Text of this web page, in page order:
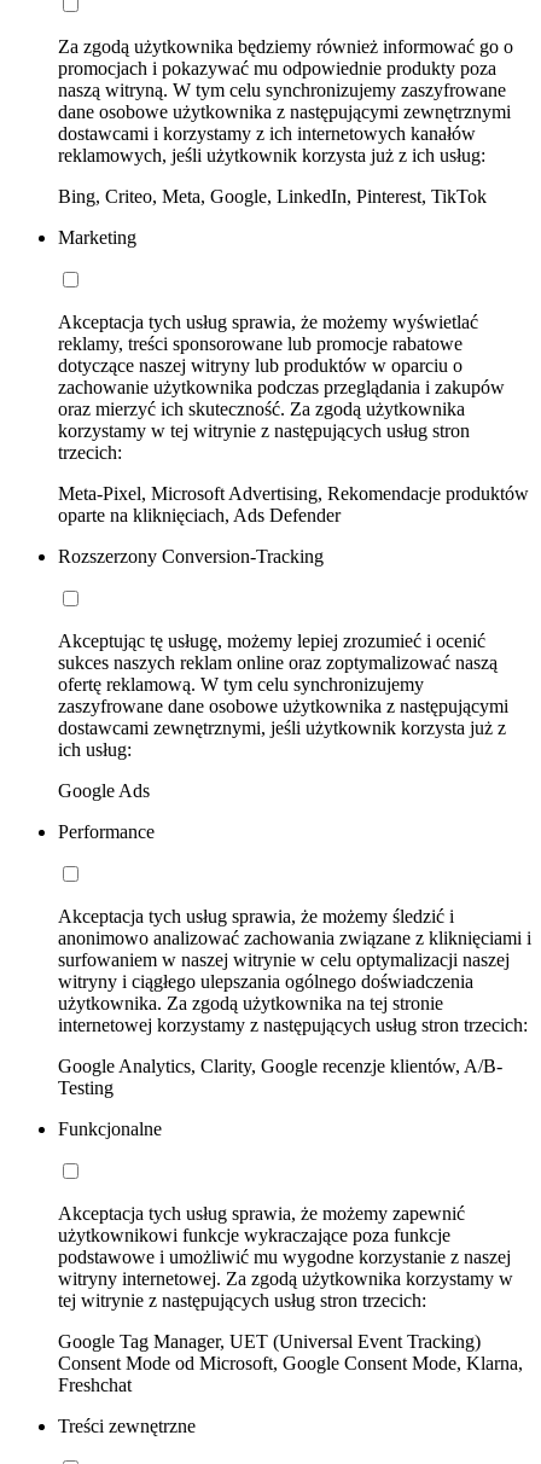
Za zgodą użytkownika będziemy również informować go o
promocjach i pokazywać mu odpowiednie produkty poza
naszą witryną. W tym celu synchronizujemy zaszyfrowane
dane osobowe użytkownika z następującymi zewnętrznymi
dostawcami i korzystamy z ich internetowych kanałów
reklamowych, jeśli użytkownik korzysta już z ich usług:
Bing, Criteo, Meta, Google, LinkedIn, Pinterest, TikTok
Marketing
Akceptacja tych usług sprawia, że możemy wyświetlać
reklamy, treści sponsorowane lub promocje rabatowe
dotyczące naszej witryny lub produktów w oparciu o
zachowanie użytkownika podczas przeglądania i zakupów
oraz mierzyć ich skuteczność. Za zgodą użytkownika
korzystamy w tej witrynie z następujących usług stron
trzecich:
Meta-Pixel, Microsoft Advertising, Rekomendacje produktów
oparte na kliknięciach, Ads Defender
Rozszerzony Conversion-Tracking
Akceptując tę usługę, możemy lepiej zrozumieć i ocenić
sukces naszych reklam online oraz zoptymalizować naszą
ofertę reklamową. W tym celu synchronizujemy
zaszyfrowane dane osobowe użytkownika z następującymi
dostawcami zewnętrznymi, jeśli użytkownik korzysta już z
ich usług:
Google Ads
Performance
Akceptacja tych usług sprawia, że możemy śledzić i
anonimowo analizować zachowania związane z kliknięciami i
surfowaniem w naszej witrynie w celu optymalizacji naszej
witryny i ciągłego ulepszania ogólnego doświadczenia
użytkownika. Za zgodą użytkownika na tej stronie
internetowej korzystamy z następujących usług stron trzecich:
Google Analytics, Clarity, Google recenzje klientów, A/B-
Testing
Funkcjonalne
Akceptacja tych usług sprawia, że możemy zapewnić
użytkownikowi funkcje wykraczające poza funkcje
podstawowe i umożliwić mu wygodne korzystanie z naszej
witryny internetowej. Za zgodą użytkownika korzystamy w
tej witrynie z następujących usług stron trzecich:
Google Tag Manager, UET (Universal Event Tracking)
Consent Mode od Microsoft, Google Consent Mode, Klarna,
Freshchat
Treści zewnętrzne